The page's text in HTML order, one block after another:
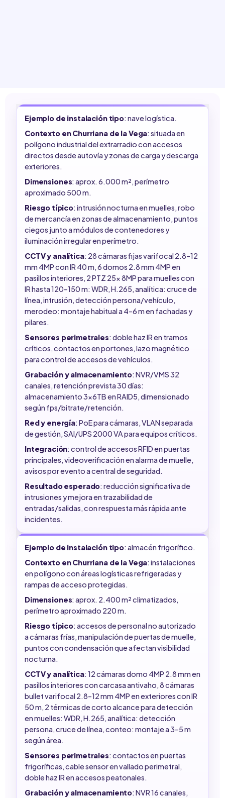
Ejemplo de instalación tipo: nave logística.
Contexto en Churriana de la Vega: situada en
polígono industrial del extrarradio con accesos
directos desde autovía y zonas de carga y descarga
exteriores.
Dimensiones: aprox. 6.000 m², perímetro
aproximado 500 m.
Riesgo típico: intrusión nocturna en muelles, robo
de mercancía en zonas de almacenamiento, puntos
ciegos junto a módulos de contenedores y
iluminación irregular en perímetro.
CCTV y analítica: 28 cámaras fijas varifocal 2.8–12
mm 4MP con IR 40 m, 6 domos 2.8 mm 4MP en
pasillos interiores, 2 PTZ 25x 8MP para muelles con
IR hasta 120–150 m: WDR, H.265, analítica: cruce de
línea, intrusión, detección persona/vehículo,
merodeo: montaje habitual a 4–6 m en fachadas y
pilares.
Sensores perimetrales: doble haz IR en tramos
críticos, contactos en portones, lazo magnético
para control de accesos de vehículos.
Grabación y almacenamiento: NVR/VMS 32
canales, retención prevista 30 días:
almacenamiento 3x6TB en RAID5, dimensionado
según fps/bitrate/retención.
Red y energía: PoE para cámaras, VLAN separada
de gestión, SAI/UPS 2000 VA para equipos críticos.
Integración: control de accesos RFID en puertas
principales, videoverificación en alarma de muelle,
avisos por evento a central de seguridad.
Resultado esperado: reducción significativa de
intrusiones y mejora en trazabilidad de
entradas/salidas, con respuesta más rápida ante
incidentes.
Ejemplo de instalación tipo: almacén frigorífico.
Contexto en Churriana de la Vega: instalaciones
en polígono con áreas logísticas refrigeradas y
rampas de acceso protegidas.
Dimensiones: aprox. 2.400 m² climatizados,
perímetro aproximado 220 m.
Riesgo típico: accesos de personal no autorizado
a cámaras frías, manipulación de puertas de muelle,
puntos con condensación que afectan visibilidad
nocturna.
CCTV y analítica: 12 cámaras domo 4MP 2.8 mm en
pasillos interiores con carcasa antivaho, 8 cámaras
bullet varifocal 2.8–12 mm 4MP en exteriores con IR
50 m, 2 térmicas de corto alcance para detección
en muelles: WDR, H.265, analítica: detección
persona, cruce de línea, conteo: montaje a 3–5 m
según área.
Sensores perimetrales: contactos en puertas
frigoríficas, cable sensor en vallado perimetral,
doble haz IR en accesos peatonales.
Grabación y almacenamiento: NVR 16 canales,